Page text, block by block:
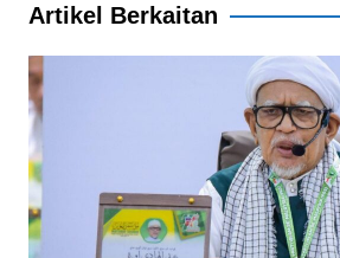
Artikel Berkaitan